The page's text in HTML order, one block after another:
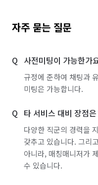
경기 화성시 동탄구
자주 묻는 질문
사전미팅이 가능한가
규정에 준하여 채팅과
미팅은 가능합니다.
타 서비스 대비 장점
다양한 직군의 경력을
갖추고 있습니다. 그리
아니라, 매칭매니저가
수 있습니다.